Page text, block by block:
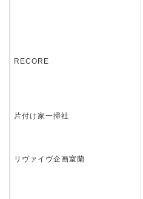
RECORE
片付け家一掃社
リヴァイヴ企画室蘭